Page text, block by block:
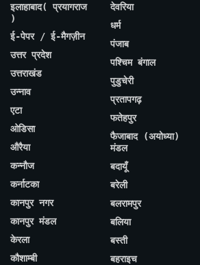
इलाहाबाद( प्रयागराज
)
ई-पेपर / ई-मैगज़ीन
उत्तर प्रदेश
उत्तराखंड
उन्नाव
एटा
ओडिसा
औरैया
कन्नौज
कर्नाटका
कानपुर नगर
कानपुर मंडल
केरला
कौशाम्बी
देवरिया
धर्म
पंजाब
पश्चिम बंगाल
पुडुचेरी
प्रतापगढ़
फतेहपुर
फैजाबाद (अयोध्या)
मंडल
बदायूँ
बरेली
बलरामपुर
बलिया
बस्ती
बहराइच